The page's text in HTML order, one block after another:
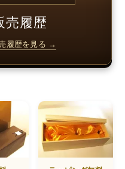
売履歴
履歴を見る →